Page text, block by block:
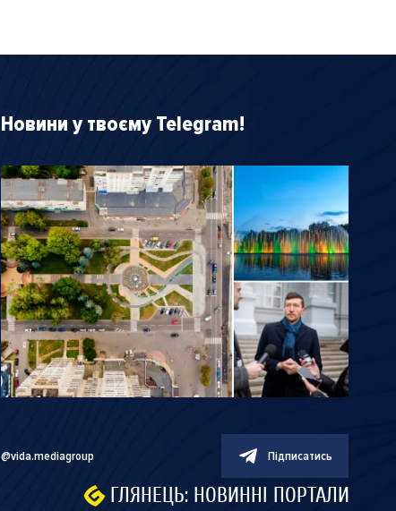
ГЛЯНЕЦЬ: НОВИННІ ПОРТАЛИ
Новини у твоєму Telegram!
@vida.mediagroup Підписатись